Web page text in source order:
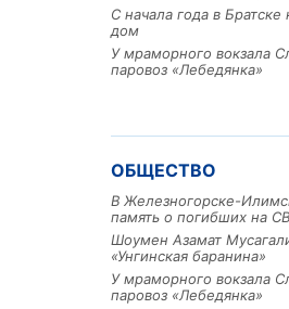
С начала года в
дом
У мраморного вокзала
паровоз «Лебедянка»
ОБЩЕСТВО
В Железногорске-
память о погибших на
Шоумен Азамат
«Унгинская баранина»
У мраморного вокзала
паровоз «Лебедянка»